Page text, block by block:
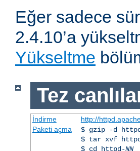
Eğer sadece
2.4.10’a
Yükseltme
Tez
İndirme http://
Paketi açma
$ gzip -d
$ tar xvf
$ cd httpd-NN